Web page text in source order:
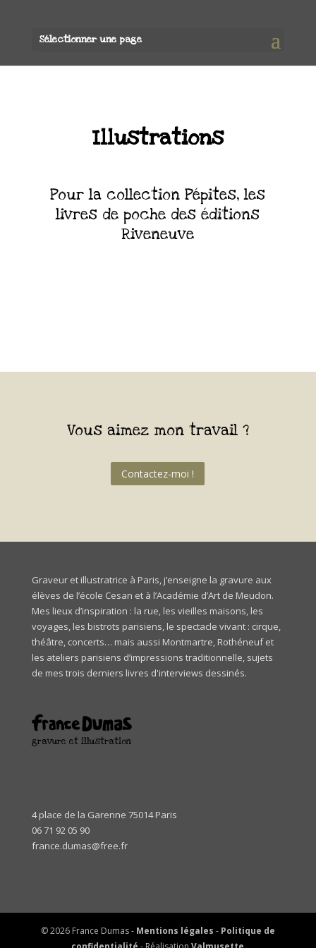
Sélectionner une page
Illustrations
Pour la collection Pépites, les
livres de poche des éditions
Riveneuve
Vous aimez mon travail ?
Contactez-moi !
Graveur et illustratrice à Paris, j’enseigne la gravure aux
élèves de l’école Cesan et à l’Académie d’Art de Meudon.
Mes lieux d’inspiration : la rue, les vieilles maisons, les
voyages, les bistrots parisiens, le spectacle vivant : cirque,
théâtre, concerts… mais aussi Montmartre, Rothéneuf et
les ateliers parisiens d’impressions traditionnelle, sujets
de mes trois derniers livres d'interviews dessinés.
gravure et illustration
4 place de la Garenne 75014 Paris
06 71 92 05 90
france.dumas@free.fr
© 2026 France Dumas - Mentions légales - Politique de